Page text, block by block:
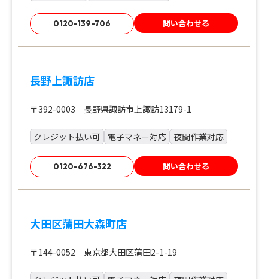
0120-139-706 問い合わせる
長野上諏訪店
〒392-0003 長野県諏訪市上諏訪13179-1
クレジット払い可 電子マネー対応 夜間作業対応
0120-676-322 問い合わせる
大田区蒲田大森町店
〒144-0052 東京都大田区蒲田2-1-19